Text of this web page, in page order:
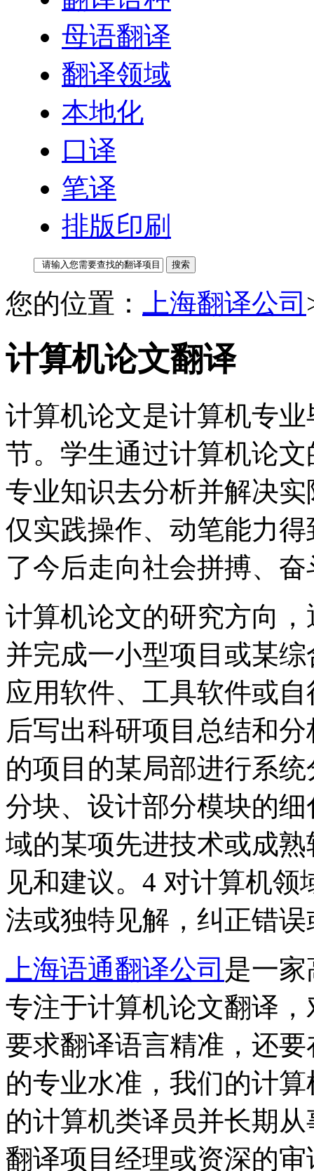
母语翻译
翻译领域
本地化
口译
笔译
排版印刷
您的位置： 上海翻译公司
计算机论文翻译
计算机论文是计算机专
节。学生通过计算机论
专业知识去分析并解决
仅实践操作、动笔能力
了今后走向社会拼搏、
计算机论文的研究方向
并完成一小型项目或某
应用软件、工具软件或
后写出科研项目总结和
的项目的某局部进行系
分块、设计部分模块的
域的某项先进技术或成
见和建议。4 对计算机
法或独特见解，纠正错
上海语通翻译公司 是一
专注于计算机论文翻译
要求翻译语言精准，还
的专业水准，我们的计
的计算机类译员并长期
翻译项目经理或资深的